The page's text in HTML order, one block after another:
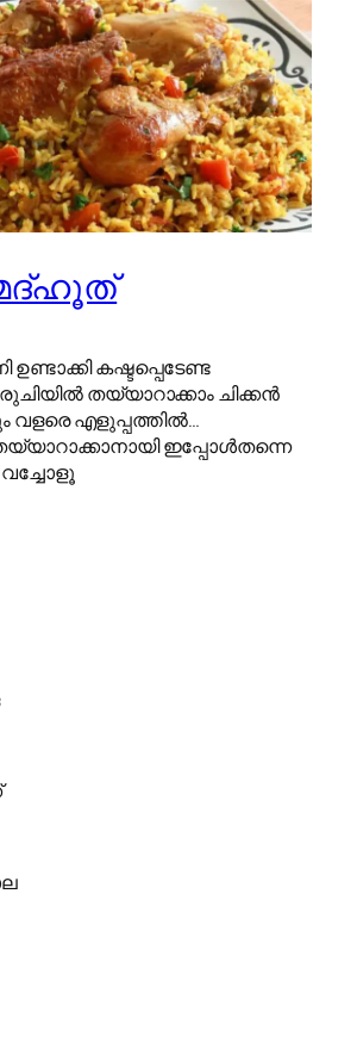
മദ്ഹൂത്
ഉണ്ടാക്കി കഷ്ടപ്പെടേണ്ട
തയ്യാറാക്കാം ചിക്കൻ
എളുപ്പത്തിൽ…
ഇപ്പോൾതന്നെ